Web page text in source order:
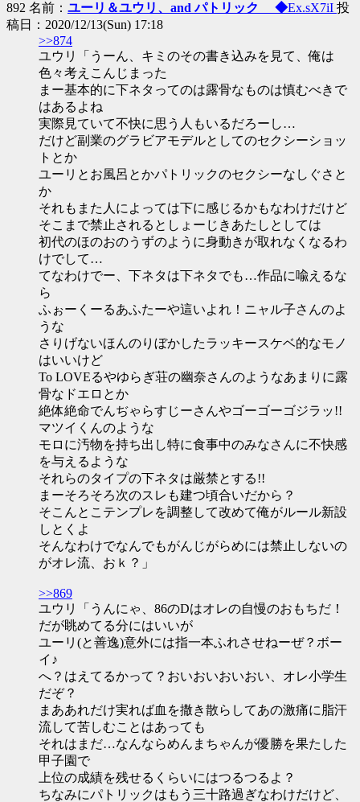
892 名前： ユーリ＆ユウリ、and パトリック ◆Ex.sX7iI 投
稿日：2020/12/13(Sun) 17:18
>>874
ユウリ「うーん、キミのその書き込みを見て、俺は
色々考えこんじまった
まー基本的に下ネタってのは露骨なものは慎むべきで
はあるよね
実際見ていて不快に思う人もいるだろーし…
だけど副業のグラビアモデルとしてのセクシーショッ
トとか
ユーリとお風呂とかパトリックのセクシーなしぐさと
か
それもまた人によっては下に感じるかもなわけだけど
そこまで禁止されるとしょーじきあたしとしては
初代のほのおのうずのように身動きが取れなくなるわ
けでして…
てなわけでー、下ネタは下ネタでも…作品に喩えるな
ら
ふぉーくーるあふたーや這いよれ！ニャル子さんのよ
うな
さりげないほんのりぼかしたラッキースケベ的なモノ
はいいけど
To LOVEるやゆらぎ荘の幽奈さんのようなあまりに露
骨なドエロとか
絶体絶命でんぢゃらすじーさんやゴーゴーゴジラッ!!
マツイくんのような
モロに汚物を持ち出し特に食事中のみなさんに不快感
を与えるような
それらのタイプの下ネタは厳禁とする!!
まーそろそろ次のスレも建つ頃合いだから？
そこんとこテンプレを調整して改めて俺がルール新設
しとくよ
そんなわけでなんでもがんじがらめには禁止しないの
がオレ流、おｋ？」
>>869
ユウリ「うんにゃ、86のDはオレの自慢のおもちだ！
だが眺めてる分にはいいが
ユーリ(と善逸)意外には指一本ふれさせねーぜ？ボー
イ♪
へ？はえてるかって？おいおいおいおい、オレ小学生
だぞ？
まああれだけ実れば血を撒き散らしてあの激痛に脂汗
流して苦しむことはあっても
それはまだ…なんならめんまちゃんが優勝を果たした
甲子園で
上位の成績を残せるくらいにはつるつるよ？
ちなみにパトリックはもう三十路過ぎなわけだけど、